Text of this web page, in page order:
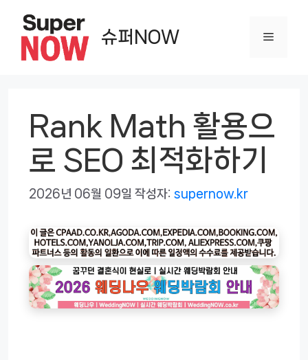
슈퍼NOW 메
Rank Math 활용으
로 SEO 최적화하기
2026년 06월 09일 작성자: supernow.kr